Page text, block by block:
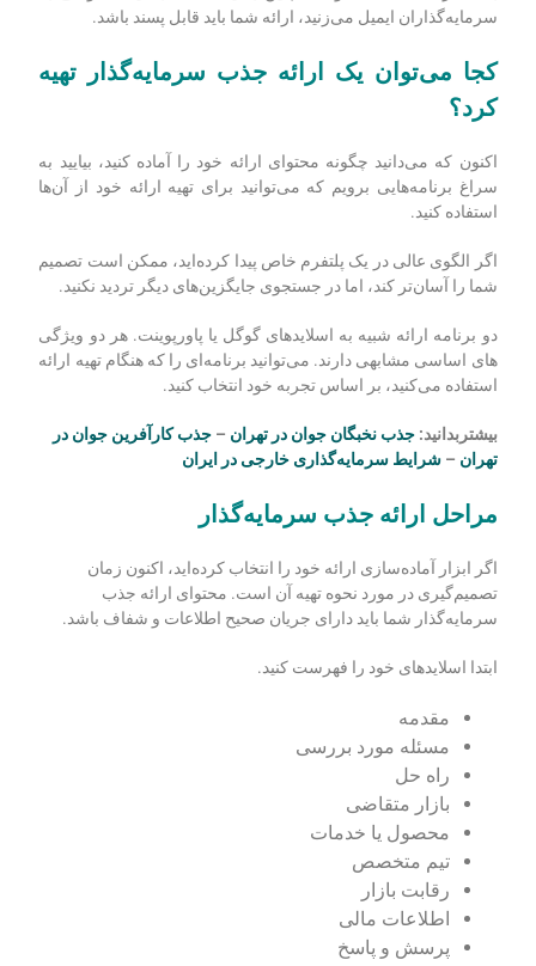
سرمایه‌گذاران ایمیل می‌زنید، ارائه شما باید قابل پسند باشد.
کجا می‌توان یک ارائه جذب سرمایه‌گذار تهیه
کرد؟
اکنون که می‌دانید چگونه محتوای ارائه خود را آماده کنید، بیایید به
سراغ برنامه­‌هایی برویم که می‌توانید برای تهیه ارائه خود از آن‌ها
استفاده کنید.
اگر الگوی عالی در یک پلتفرم خاص پیدا کرده‌اید، ممکن است تصمیم
شما را آسان‌تر کند، اما در جستجوی جایگزین‌های دیگر تردید نکنید.
دو برنامه ارائه شبیه به اسلایدهای گوگل یا پاورپوینت. هر دو ویژگی­‌
های اساسی مشابهی دارند. می‌توانید برنامه‌ای را که هنگام تهیه ارائه
استفاده می‌کنید، بر اساس تجربه خود انتخاب کنید.
بیشتربدانید:جذب نخبگان جوان در تهران –جذب کارآفرین جوان در
تهران –شرایط سرمایه‌گذاری خارجی در ایران
مراحل ارائه جذب سرمایه‌گذار
اگر ابزار آماده‌سازی ارائه خود را انتخاب کرده‌­اید، اکنون زمان
تصمیم‌گیری در مورد نحوه تهیه آن است. محتوای ارائه جذب
سرمایه‌گذار شما باید دارای جریان صحیح اطلاعات و شفاف باشد.
ابتدا اسلایدهای خود را فهرست کنید.
مقدمه
مسئله مورد بررسی
راه­ حل
بازار متقاضی
محصول یا خدمات
تیم متخصص
رقابت بازار
اطلاعات مالی
پرسش و پاسخ